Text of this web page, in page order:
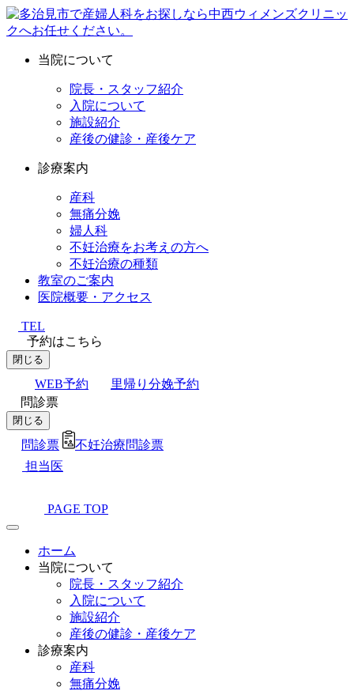
当院について
院長・スタッフ紹介
入院について
施設紹介
産後の健診・産後ケア
診療案内
産科
無痛分娩
婦人科
不妊治療をお考えの方へ
不妊治療の種類
教室のご案内
医院概要・アクセス
TEL
予約はこちら
閉じる
WEB予約
里帰り分娩予約
問診票
閉じる
問診票
不妊治療問診票
担当医
PAGE TOP
ホーム
当院について
院長・スタッフ紹介
入院について
施設紹介
産後の健診・産後ケア
診療案内
産科
無痛分娩